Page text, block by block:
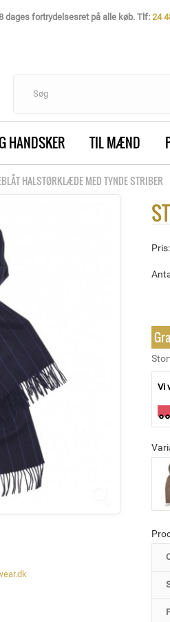
dages fortrydelsesret på alle køb. Tlf: 24
HANDSKER TIL MÆND
HALSTØRKLÆDE MED TYNDE STRIBER
Pris:
Vi